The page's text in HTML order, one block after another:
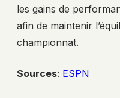
les gains de
afin de maintenir
championnat.
Sources: ESPN